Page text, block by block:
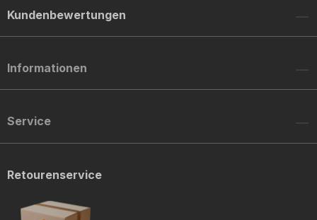
Kundenbewertungen
Informationen
Service
Retourenservice